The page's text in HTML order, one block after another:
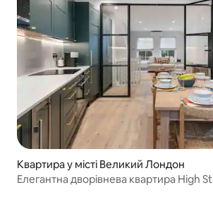
Квартира у місті Великий Лондон
Елегантна дворівнева квартира High